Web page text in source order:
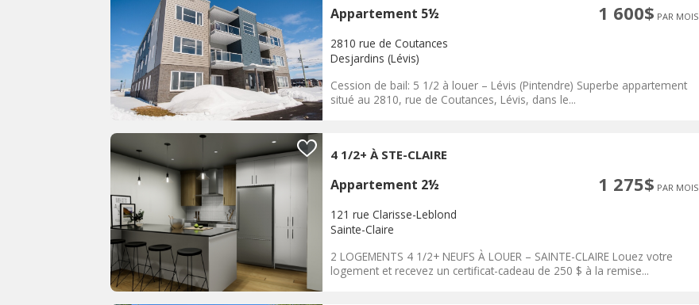
Appartement 5½ 1 600$ PAR MOIS
2810 rue de Coutances
Desjardins (Lévis)
Cession de bail: 5 1/2 à louer – Lévis (Pintendre) Superbe appartement
situé au 2810, rue de Coutances, Lévis, dans le...
4 1/2+ À STE-CLAIRE
Appartement 2½ 1 275$ PAR MOIS
121 rue Clarisse-Leblond
Sainte-Claire
2 LOGEMENTS 4 1/2+ NEUFS À LOUER – SAINTE-CLAIRE Louez votre
logement et recevez un certificat-cadeau de 250 $ à la remise...